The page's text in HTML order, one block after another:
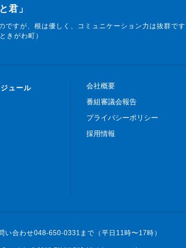
君」
ですが、根は優しく、コミュニケーション力は抜群で
きがわ町）
ュール
会社概要
番組審議会報告
プライバシーポリシー
採用情報
い合わせ048-650-0331まで（平日11時〜17時）